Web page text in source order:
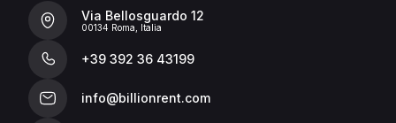
Via Bellosguardo 12
00134 Roma, Italia
+39 392 36 43199
info@billionrent.com